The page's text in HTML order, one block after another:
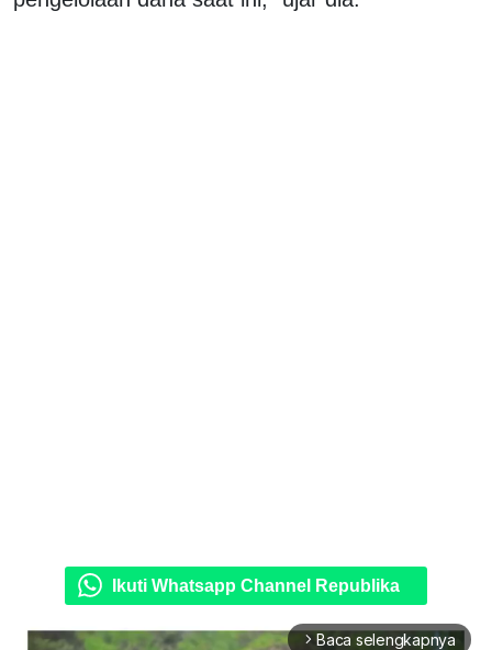
Ikuti Whatsapp Channel Republika
arrow_forward_ios Baca selengkapnya